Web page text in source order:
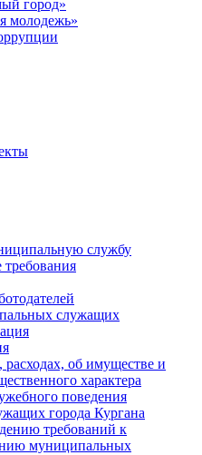
город»
молодежь»
службу
служащих
расходах, об имуществе и
характера
поведения
города Кургана
требований к
муниципальных